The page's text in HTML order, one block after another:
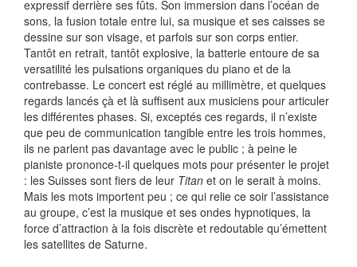
expressif derrière ses fûts. Son immersion dans l’océan de
sons, la fusion totale entre lui, sa musique et ses caisses se
dessine sur son visage, et parfois sur son corps entier.
Tantôt en retrait, tantôt explosive, la batterie entoure de sa
versatilité les pulsations organiques du piano et de la
contrebasse. Le concert est réglé au millimètre, et quelques
regards lancés çà et là suffisent aux musiciens pour articuler
les différentes phases. Si, exceptés ces regards, il n’existe
que peu de communication tangible entre les trois hommes,
ils ne parlent pas davantage avec le public ; à peine le
pianiste prononce-t-il quelques mots pour présenter le projet
: les Suisses sont fiers de leur Titan et on le serait à moins.
Mais les mots importent peu ; ce qui relie ce soir l’assistance
au groupe, c’est la musique et ses ondes hypnotiques, la
force d’attraction à la fois discrète et redoutable qu’émettent
les satellites de Saturne.